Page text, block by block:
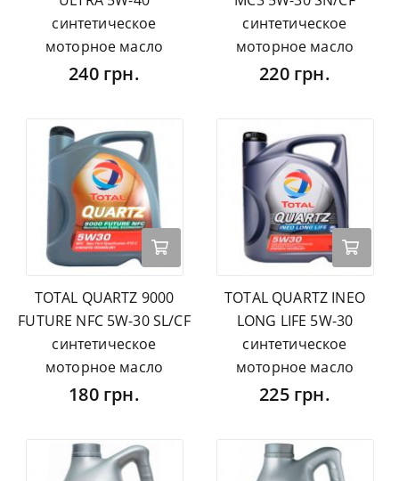
синтетическое
моторное масло
240 грн.
синтетическое
моторное масло
220 грн.
TOTAL QUARTZ 9000
FUTURE NFC 5W-30 SL/CF
синтетическое
моторное масло
180 грн.
TOTAL QUARTZ INEO
LONG LIFE 5W-30
синтетическое
моторное масло
225 грн.